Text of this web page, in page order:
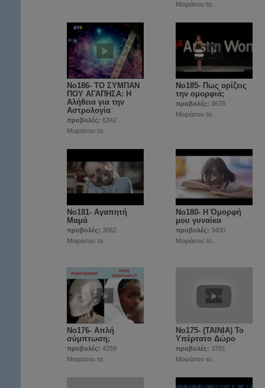
Μοιράσου το..
No186- ΤΟ ΣΥΜΠΑΝ
ΠΟΥ ΑΓΑΠΗΣΑ: Η
Αλήθεια για την
Αστρολογία
προβολές: 6342
Μοιράσου το..
Νο185- Πως ορίζεις
την ομορφιά;
προβολές: 3678
Μοιράσου το..
Νο181- Αγαπητή
Μαμά
προβολές: 3062
Μοιράσου το..
Νο180- Η Όμορφή
μου γυναίκα
προβολές: 3400
Μοιράσου το..
No176- Απλή
σύμπτωση;
προβολές: 4259
Μοιράσου το..
No175- (ΤΑΙΝΙΑ) Το
Υπέρτατο Δώρο
προβολές: 3781
Μοιράσου το..